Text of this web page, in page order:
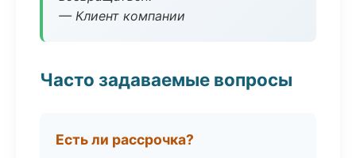
— Клиент компании
Часто задаваемые вопросы
Есть ли рассрочка?